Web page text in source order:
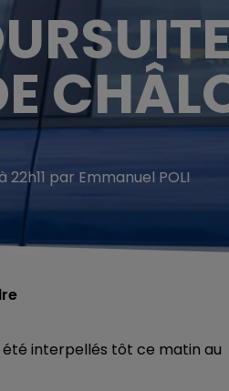
22h11 par Emmanuel POLI
été interpellés tôt ce matin au